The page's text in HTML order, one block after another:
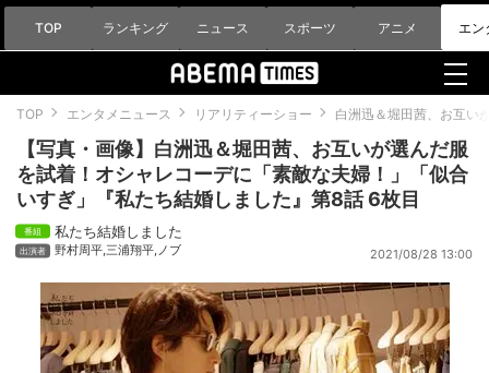
TOP ランキング ニュース スポーツ アニメ エン
TOP エンタメニュース リアリティーショー 白洲迅＆堀田茜、お互い
【写真・画像】白洲迅＆堀田茜、お互いが選んだ服
を試着！オシャレコーデに「素敵な夫婦！」「似合
いすぎ」『私たち結婚しました』第8話 6枚目
私たち結婚しました
野村周平,三浦翔平, ノブ 2021/08/28 13:00